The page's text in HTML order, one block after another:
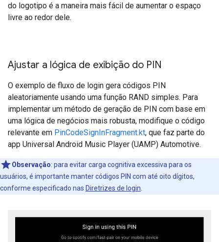
do logotipo é a maneira mais fácil de aumentar o espaço
livre ao redor dele.
Ajustar a lógica de exibição do PIN
O exemplo de fluxo de login gera códigos PIN
aleatoriamente usando uma função RAND simples. Para
implementar um método de geração de PIN com base em
uma lógica de negócios mais robusta, modifique o código
relevante em PinCodeSignInFragment.kt, que faz parte do
app Universal Android Music Player (UAMP) Automotive.
Observação: para evitar carga cognitiva excessiva para os
usuários, é importante manter códigos PIN com até oito dígitos,
conforme especificado nas Diretrizes de login